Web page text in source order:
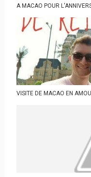
A MACAO POUR
VISITE DE MACAO EN